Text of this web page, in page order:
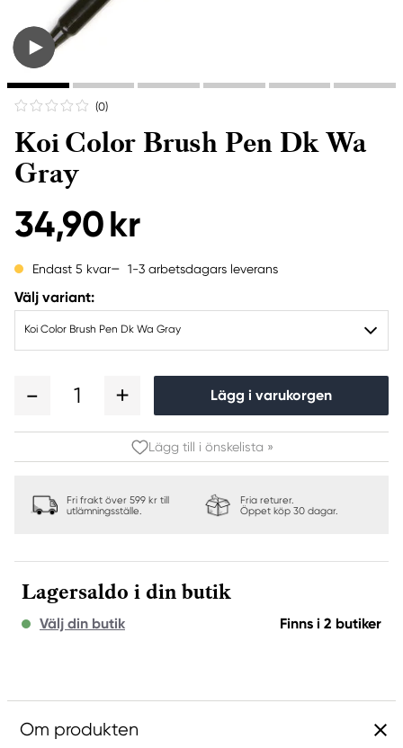
(0)
Koi Color Brush Pen Dk Wa
Gray
34,90 kr
Endast 5 kvar 1-3 arbetsdagars leverans
Välj variant:
Koi Color Brush Pen Dk Wa Gray
1 Lägg i varukorgen
Lägg till i önskelista »
Fri frakt över 599 kr till
utlämningsställe.
Fria returer.
Öppet köp 30 dagar.
Lagersaldo i din butik
Välj din butik Finns i 2 butiker
Om produkten